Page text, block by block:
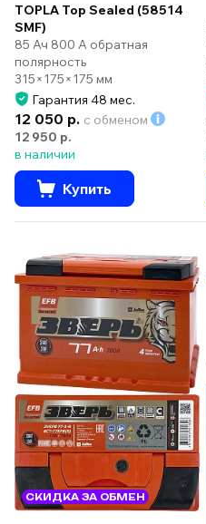
TOPLA Top Sealed (58514
SMF)
85 Ач 800 А обратная
полярность
315×175×175 мм
Гарантия 48 мес.
12 050 р. с обменом
12 950 р.
в наличии
Купить
СКИДКА ЗА ОБМЕН